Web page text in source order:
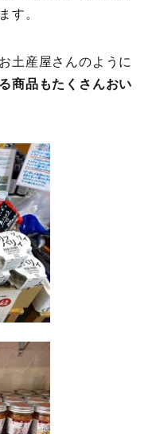
す。
土産屋さんのように
商品もたくさんおい